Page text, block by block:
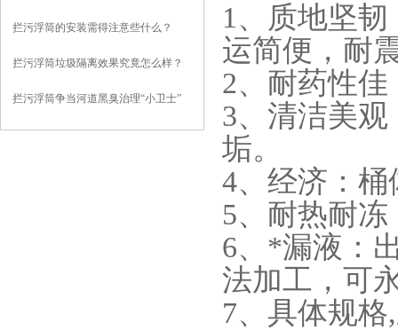
拦污浮筒的安装需得注意些什么？
拦污浮筒垃圾隔离效果究竟怎么样？
拦污浮筒争当河道黑臭治理“小卫士”
1、质地坚
运简便，耐
2、耐药性
3、清洁美
垢。
4、经济：
5、耐热耐
6、*漏液：
法加工，可
7、具体规